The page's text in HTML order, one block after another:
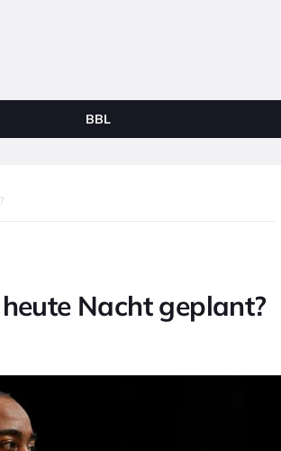
BBL
Nacht geplant?